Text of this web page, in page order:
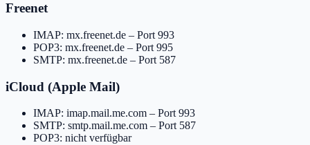
Freenet
IMAP: mx.freenet.de – Port 993
POP3: mx.freenet.de – Port 995
SMTP: mx.freenet.de – Port 587
iCloud (Apple Mail)
IMAP: imap.mail.me.com – Port 993
SMTP: smtp.mail.me.com – Port 587
POP3: nicht verfügbar